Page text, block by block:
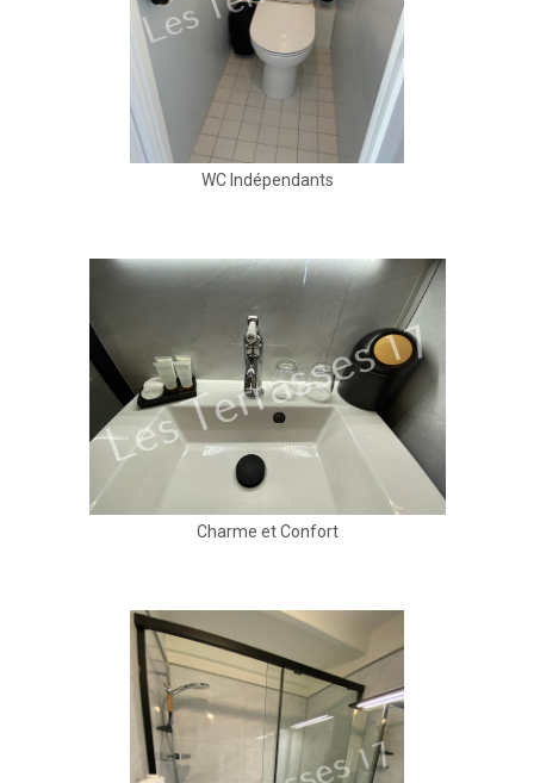
WC Indépendants
Charme et Confort